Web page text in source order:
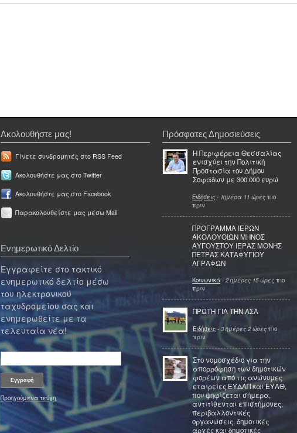
Ακολουθήστε μας!
Γίνετε συνδρομητές στο RSS Feed
Ακολουθήστε μας στο Twitter
Ακολουθήστε μας στο Facebook
Παρακολουθείστε μας μέσω Mail
Ενημερωτικό Δελτίο
Εγγραφείτε στο τακτικό
ενημερωτικό δελτίο μέσω
του ηλεκτρονικού
ταχυδρομείου σας και
ενημερωθείτε με τα
τελευταία νέα!
Προηγούμενα τεύχη
Πρόσφατες Δημοσιεύσεις
Η Περιφέρεια Θεσσαλίας
ενισχύει την Πολιτική
Προστασία του Δήμου
Σοφάδων με 300.000 ευρώ
Ειδήσεις - 1ημέρα 11 ώρες πιο
πριν
ΠΡΟΓΡΑΜΜΑ ΙΕΡΩΝ
ΑΚΟΛΟΥΘΙΩΝ ΜΗΝΟΣ
ΑΥΓΟΥΣΤΟΥ ΙΕΡΑΣ ΜΟΝΗΣ
ΠΕΤΡΑΣ ΚΑΤΑΦΥΓΙΟΥ
ΑΓΡΑΦΩΝ
Κοινωνικά - 2 ημέρες 15 ώρες πιο
πριν
ΠΡΩΤΗ ΓΙΑ ΤΗΝ ΑΣΑ
Ειδήσεις - 3 ημέρες 2 ώρες πιο
πριν
Στο νομοσχέδιο για την
απορρόφηση των δημοτικών
φορέων από τις ανώνυμες
εταιρείες ΕΥΔΑΠ και ΕΥΑΘ,
που ψηφίζεται σήμερα,
αντιτίθενται επιστήμονες,
περιβαλλοντικές
οργανώσεις, δημοτικές
αρχές και δημοτικές